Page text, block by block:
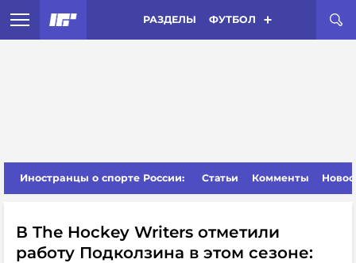
РАЗДЕЛЫ ФУТБОЛ
Иностранцы о спорте России: Статьи Комменты
В The Hockey Writers отметили
работу Подколзина в этом сезоне: